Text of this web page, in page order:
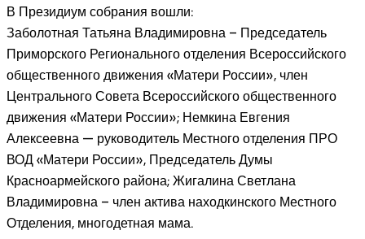
В Президиум собрания вошли:
Заболотная Татьяна Владимировна – Председатель
Приморского Регионального отделения Всероссийского
общественного движения «Матери России», член
Центрального Совета Всероссийского общественного
движения «Матери России»; Немкина Евгения
Алексеевна — руководитель Местного отделения ПРО
ВОД «Матери России», Председатель Думы
Красноармейского района; Жигалина Светлана
Владимировна – член актива находкинского Местного
Отделения, многодетная мама.